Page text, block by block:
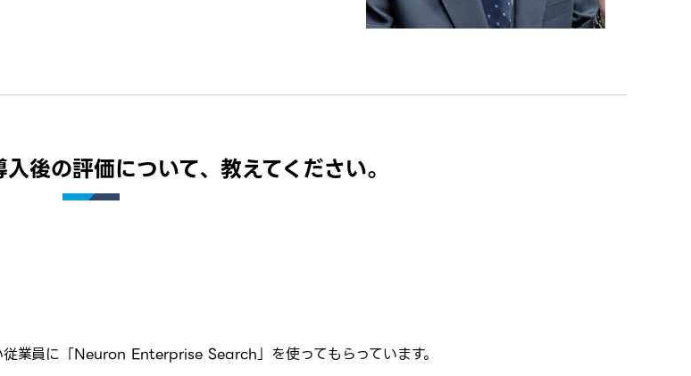
後の評価について、教えてください。
業員に「Neuron Enterprise Search」を使ってもらっています。